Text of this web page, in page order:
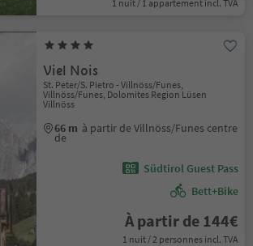
1 nuit / 1 appartement incl. TVA
Viel Nois
St. Peter/S. Pietro - Villnöss/Funes,
Villnöss/Funes, Dolomites Region Lüsen
Villnöss
66 m à partir de Villnöss/Funes centre
de
Südtirol Guest Pass
Bett+Bike
À partir de 144€
1 nuit / 2 personnes incl. TVA